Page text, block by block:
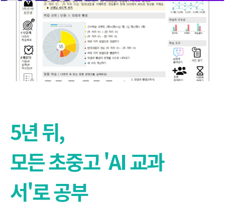
5년 뒤,
모든 초중고 'AI 교과
서'로 공부